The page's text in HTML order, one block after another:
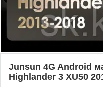
Junsun 4G Android
Highlander 3 XU50